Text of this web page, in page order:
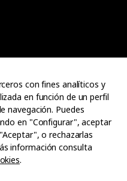
con fines analíticos y
en función de un perfil
navegación. Puedes
en "Configurar", aceptar
o rechazarlas
información consulta
.